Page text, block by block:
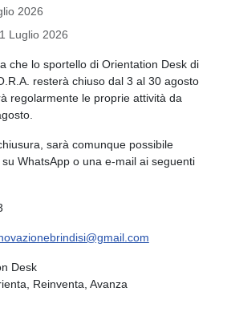
2026
Luglio 2026
che lo sportello di Orientation Desk di
resterà chiuso dal 3 al 30 agosto
regolarmente le proprie attività da
sarà comunque possibile
WhatsApp o una e-mail ai seguenti
Desk
Reinventa, Avanza